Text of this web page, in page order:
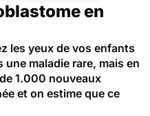
en
les yeux de vos enfants
maladie rare, mais en
1.000 nouveaux
et on estime que ce